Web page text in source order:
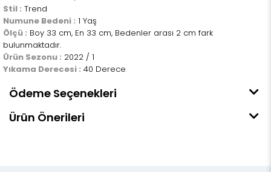
Stil : Trend
Numune Bedeni : 1 Yaş
Ölçü : Boy 33 cm, En 33 cm, Bedenler arası 2 cm fark
bulunmaktadır.
Ürün Sezonu : 2022 / 1
Yıkama Derecesi : 40 Derece
Ödeme Seçenekleri
Ürün Önerileri